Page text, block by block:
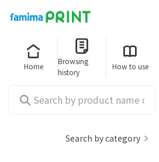
Home
Browsing
history
How to use
Search by category